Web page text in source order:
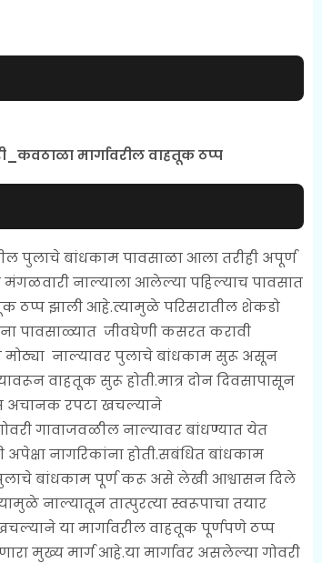
मार्गावरील वाहतूक ठप्प
पुलाचे बांधकाम पावसाळा आला तरीही अपूर्ण
नाल्याला आलेल्या पहिल्याच पावसात
ठप्प झाली आहे.त्यामुळे परिसरातील शेकडो
पावसाळ्यात जीवघेणी कसरत करावी
मोठ्या नाल्यावर पुलाचे बांधकाम सुरू असून
वाहतूक सुरू होती.मात्र दोन दिवसापासून
अचानक रपटा खचल्याने
गावाजवळील नाल्यावर बांधण्यात येत
नागरिकांना होती.सबंधित बांधकाम
पुलाचे बांधकाम पूर्ण करू असे लेखी आश्वासन दिले
नाल्यातून तात्पुरत्या स्वरूपाचा तयार
या मार्गावरील वाहतूक पूर्णपणे ठप्प
मुख्य मार्ग आहे.या मार्गावर असलेल्या गोवरी